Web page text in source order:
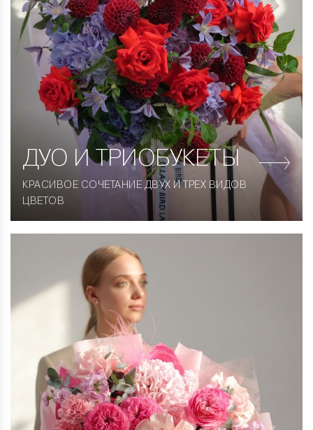
ДУО И ТРИОБУКЕТЫ
КРАСИВОЕ СОЧЕТАНИЕ ДВУХ И ТРЕХ ВИДОВ
ЦВЕТОВ